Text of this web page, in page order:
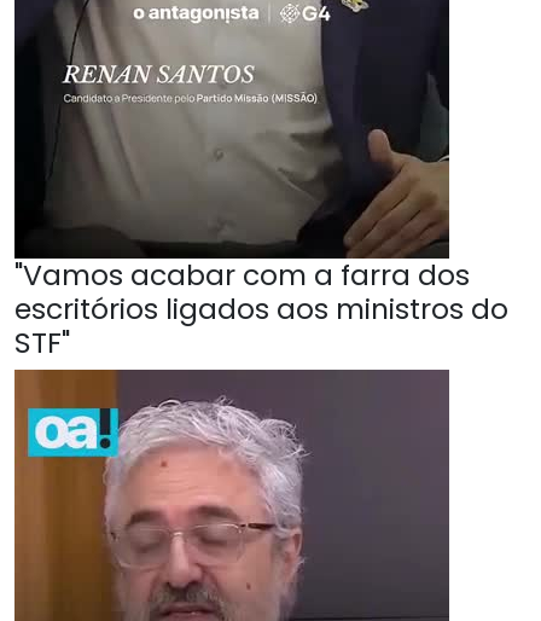
"Vamos acabar com a farra dos
escritórios ligados aos ministros do
STF"